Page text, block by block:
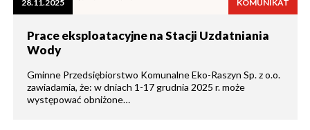
28.11.2025 KOMUNIKAT
Prace eksploatacyjne na Stacji Uzdatniania
Wody
Gminne Przedsiębiorstwo Komunalne Eko-Raszyn Sp. z o.o.
zawiadamia, że: w dniach 1-17 grudnia 2025 r. może
występować obniżone…